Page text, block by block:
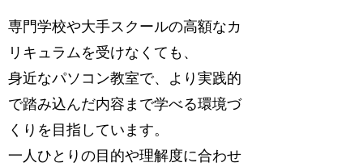
専門学校や大手スクールの高額なカ
リキュラムを受けなくても、
身近なパソコン教室で、より実践的
で踏み込んだ内容まで学べる環境づ
くりを目指しています。
一人ひとりの目的や理解度に合わせ